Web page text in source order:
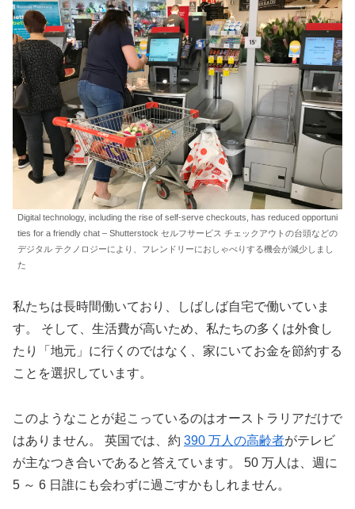
Digital technology, including the rise of self-serve checkouts, has reduced opportuni
ties for a friendly chat – Shutterstock セルフサービス チェックアウトの台頭などの
デジタル テクノロジーにより、フレンドリーにおしゃべりする機会が減少しまし
た
私たちは長時間働いており、しばしば自宅で働いていま
す。 そして、生活費が高いため、私たちの多くは外食し
たり「地元」に行くのではなく、家にいてお金を節約する
ことを選択しています。
このようなことが起こっているのはオーストラリアだけで
はありません。 英国では、約 390 万人の高齢者がテレビ
が主なつき合いであると答えています。 50 万人は、週に
5 ～ 6 日誰にも会わずに過ごすかもしれません。